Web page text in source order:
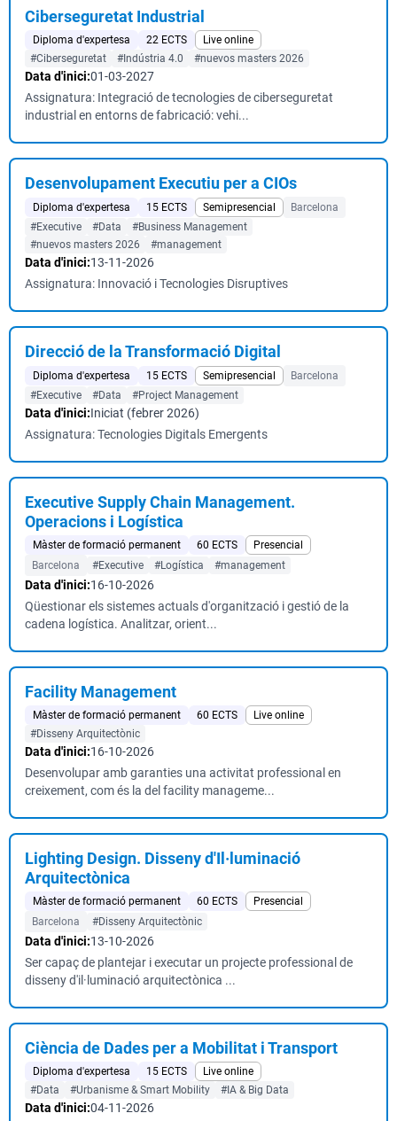
Ciberseguretat Industrial
Diploma d'expertesa 22 ECTS
Live online
#Ciberseguretat
#Indústria 4.0 #nuevos masters 2026
Data d'inici:01-03-2027
Assignatura: Integració de tecnologies de ciberseguretat
industrial en entorns de fabricació: vehi...
Desenvolupament Executiu per a CIOs
Diploma d'expertesa 15 ECTS Semipresencial
Barcelona
#Executive
#Data
#Business Management
#nuevos masters 2026
#management
Data d'inici:13-11-2026
Assignatura: Innovació i Tecnologies Disruptives
Direcció de la Transformació Digital
Diploma d'expertesa 15 ECTS Semipresencial
Barcelona
#Executive
#Data #Project Management
Data d'inici:Iniciat (febrer 2026)
Assignatura: Tecnologies Digitals Emergents
Executive Supply Chain Management.
Operacions i Logística
Màster de formació permanent 60 ECTS
Presencial
Barcelona
#Executive #Logística #management
Data d'inici:16-10-2026
Qüestionar els sistemes actuals d'organització i gestió de la
cadena logística. Analitzar, orient...
Facility Management
Màster de formació permanent 60 ECTS
Live online
#Disseny Arquitectònic
Data d'inici:16-10-2026
Desenvolupar amb garanties una activitat professional en
creixement, com és la del facility manageme...
Lighting Design. Disseny d'Il·luminació
Arquitectònica
Màster de formació permanent 60 ECTS
Presencial
Barcelona
#Disseny Arquitectònic
Data d'inici:13-10-2026
Ser capaç de plantejar i executar un projecte professional de
disseny d'il·luminació arquitectònica ...
Ciència de Dades per a Mobilitat i Transport
Diploma d'expertesa 15 ECTS
Live online
#Data
#Urbanisme & Smart Mobility #IA & Big Data
Data d'inici:04-11-2026